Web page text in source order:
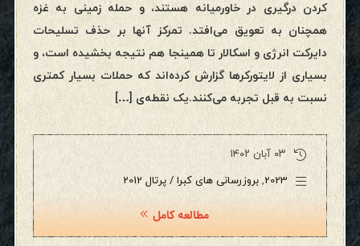
کردن درگیری در خاورمیانه هستند، و حمله زمینی به غزه
همچنان به تعویق می‌افتد. تمرکز آنها بر حذف تسلیحات
دایرکت انرژی و اسکالار تا همینجا هم نتیجه بخشیده است، و
بسیاری از لایتورکرها گزارش کرده‌اند که حملات بسیار کمتری
نسبت به قبل تجربه می‌کنند.یک نقطه‌ی […]
۰۳ آبان ۱۴۰۲
2023
, بروزرسانی های کبرا / پرتال 2012
مطالعه کامل